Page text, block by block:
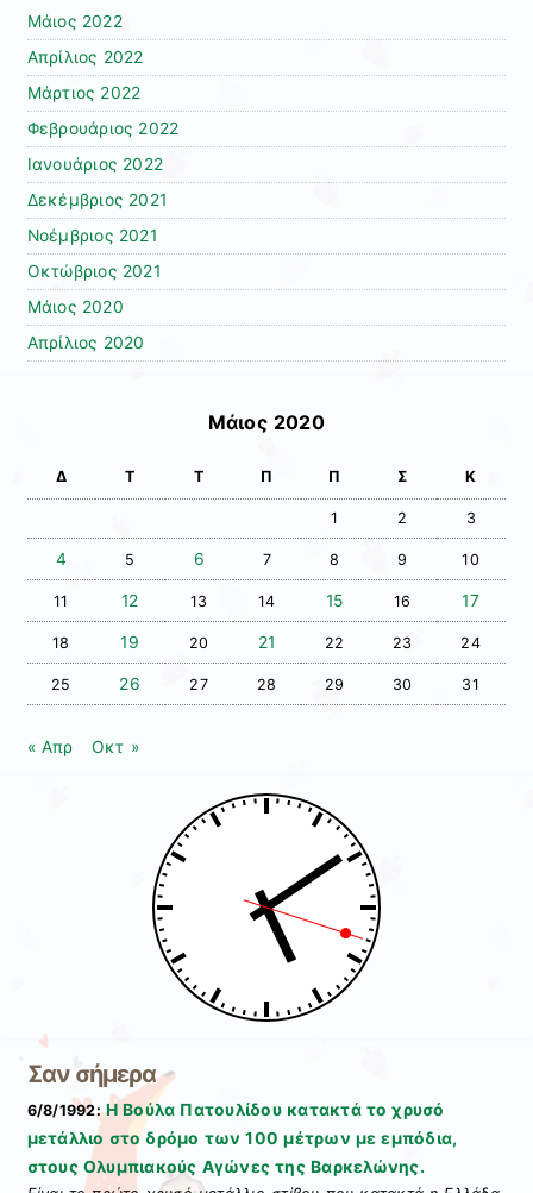
Μάιος 2022
Απρίλιος 2022
Μάρτιος 2022
Φεβρουάριος 2022
Ιανουάριος 2022
Δεκέμβριος 2021
Νοέμβριος 2021
Οκτώβριος 2021
Μάιος 2020
Απρίλιος 2020
Μάιος 2020
Δ Τ Τ Π Π Σ Κ
1 2 3
4 5 6 7 8 9 10
11 12 13 14 15 16 17
18 19 20 21 22 23 24
25 26 27 28 29 30 31
« Απρ Οκτ »
Σαν σήμερα
6/8/1992:Η Βούλα Πατουλίδου κατακτά το χρυσό
μετάλλιο στο δρόμο των 100 μέτρων με εμπόδια,
στους Ολυμπιακούς Αγώνες της Βαρκελώνης.